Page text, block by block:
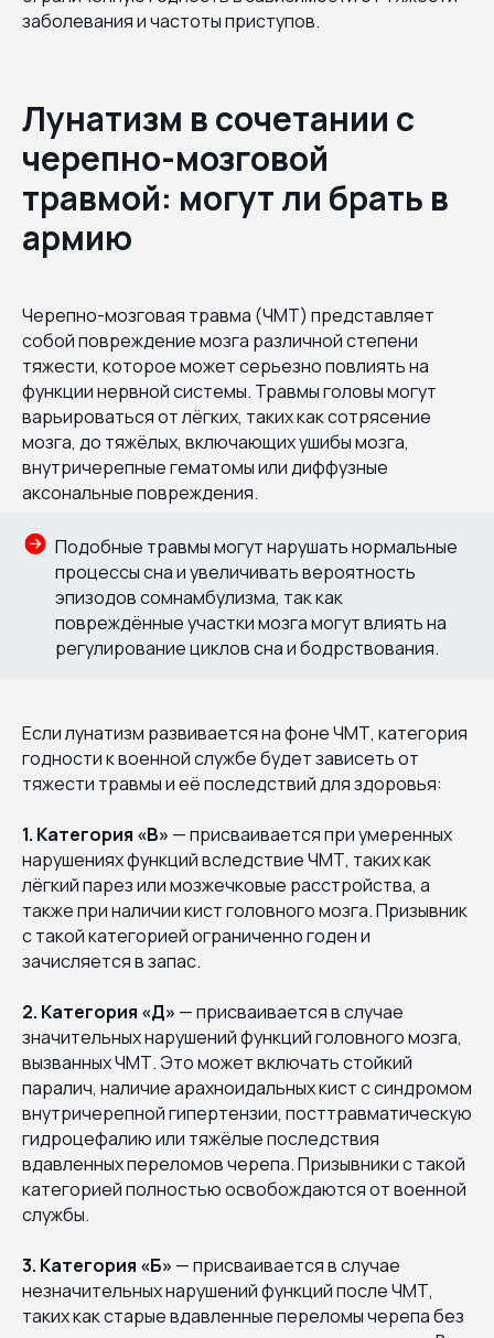
заболевания и частоты приступов.
Лунатизм в сочетании с
черепно-мозговой
травмой: могут ли брать в
армию
Черепно-мозговая травма (ЧМТ) представляет
собой повреждение мозга различной степени
тяжести, которое может серьезно повлиять на
функции нервной системы. Травмы головы могут
варьироваться от лёгких, таких как сотрясение
мозга, до тяжёлых, включающих ушибы мозга,
внутричерепные гематомы или диффузные
аксональные повреждения.
Подобные травмы могут нарушать нормальные
процессы сна и увеличивать вероятность
эпизодов сомнамбулизма, так как
повреждённые участки мозга могут влиять на
регулирование циклов сна и бодрствования.
Если лунатизм развивается на фоне ЧМТ, категория
годности к военной службе будет зависеть от
тяжести травмы и её последствий для здоровья:
1. Категория «В» — присваивается при умеренных
нарушениях функций вследствие ЧМТ, таких как
лёгкий парез или мозжечковые расстройства, а
также при наличии кист головного мозга. Призывник
с такой категорией ограниченно годен и
зачисляется в запас.
2. Категория «Д» — присваивается в случае
значительных нарушений функций головного мозга,
вызванных ЧМТ. Это может включать стойкий
паралич, наличие арахноидальных кист с синдромом
внутричерепной гипертензии, посттравматическую
гидроцефалию или тяжёлые последствия
вдавленных переломов черепа. Призывники с такой
категорией полностью освобождаются от военной
службы.
3. Категория «Б» — присваивается в случае
незначительных нарушений функций после ЧМТ,
таких как старые вдавленные переломы черепа без